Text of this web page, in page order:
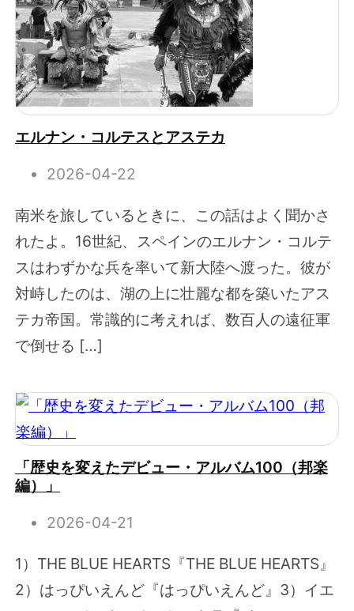
エルナン・コルテスとアステカ
2026-04-22
南米を旅しているときに、この話はよく聞かさ
れたよ。16世紀、スペインのエルナン・コルテ
スはわずかな兵を率いて新大陸へ渡った。彼が
対峙したのは、湖の上に壮麗な都を築いたアス
テカ帝国。常識的に考えれば、数百人の遠征軍
で倒せる […]
「歴史を変えたデビュー・アルバム100（邦楽
編）」
2026-04-21
1）THE BLUE HEARTS『THE BLUE HEARTS』
2）はっぴいえんど『はっぴいえんど』3）イエ